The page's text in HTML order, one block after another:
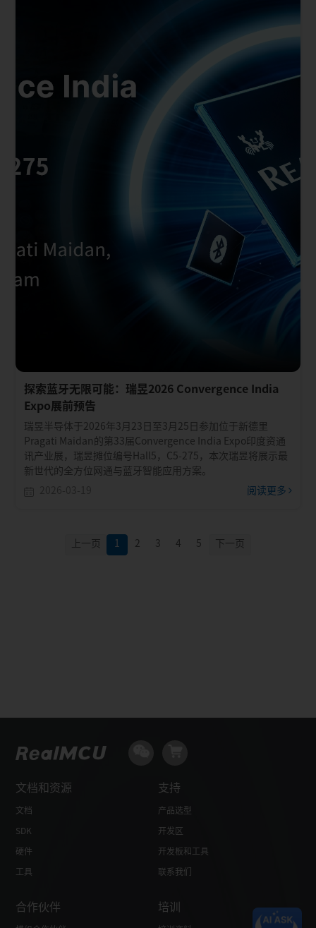
探索蓝牙无限可能：瑞昱2026 Convergence India
Expo展前预告
瑞昱半导体于2026年3月23日至3月25日参加位于新德里
Pragati Maidan的第33届Convergence India Expo印度资通
讯产业展，瑞昱摊位编号Hall5，C5-275，本次瑞昱将展示最
新世代的全方位网通与蓝牙智能应用方案。
阅读更多
上一页 1 2 3 4 5 下一页
文档和资源
文档
SDK
硬件
工具
支持
产品选型
开发区
开发板和工具
联系我们
合作伙伴 培训